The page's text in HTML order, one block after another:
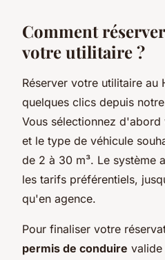
Comment
votre utilitaire ?
Réserver votre utilitaire au
quelques clics depuis notre
Vous sélectionnez
et le type de véhicule
de 2 à 30 m³. Le système
les tarifs préférentiels,
qu'en agence.
Pour finaliser votre
permis de conduire valide